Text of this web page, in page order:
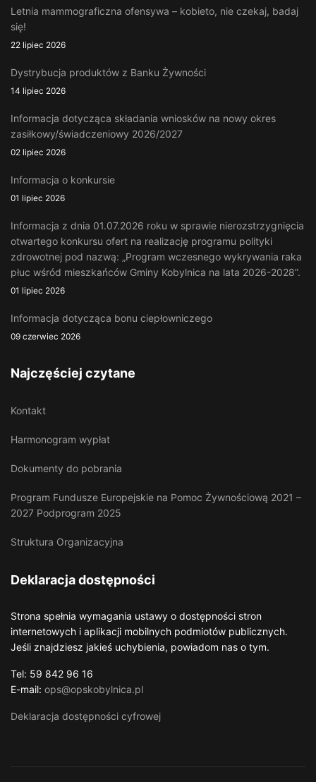
Letnia mammograficzna ofensywa – kobieto, nie czekaj, badaj
się!
22 lipiec 2026
Dystrybucja produktów z Banku Żywności
14 lipiec 2026
Informacja dotycząca składania wniosków na nowy okres
zasiłkowy/świadczeniowy 2026/2027
02 lipiec 2026
Informacja o konkursie
01 lipiec 2026
Informacja z dnia 01.07.2026 roku w sprawie nierozstrzygnięcia
otwartego konkursu ofert na realizację programu polityki
zdrowotnej pod nazwą: „Program wczesnego wykrywania raka
płuc wśród mieszkańców Gminy Kobylnica na lata 2026-2028”.
01 lipiec 2026
Informacja dotycząca bonu ciepłowniczego
09 czerwiec 2026
Najczęściej czytane
Kontakt
Harmonogram wypłat
Dokumenty do pobrania
Program Fundusze Europejskie na Pomoc Żywnościową 2021 –
2027 Podprogram 2025
Struktura Organizacyjna
Deklaracja dostępności
Strona spełnia wymagania ustawy o dostępności stron
internetowych i aplikacji mobilnych podmiotów publicznych.
Jeśli znajdziesz jakieś uchybienia, powiadom nas o tym.
Tel: 59 842 96 16
E-mail: ops@opskobylnica.pl
Deklaracja dostępności cyfrowej